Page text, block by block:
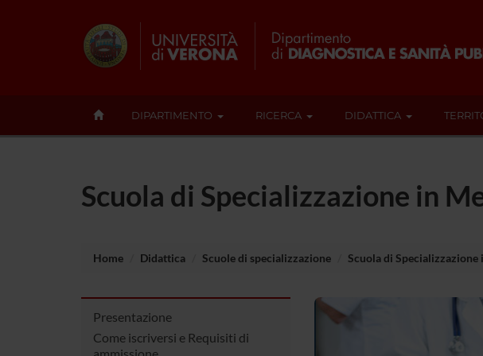
DIPARTIMENTO RICERCA DIDATTICA
Scuola di Specializzazione in
Home Didattica Scuole di specializzazione Scuola di Specializzazione
Presentazione
Come iscriversi e Requisiti di